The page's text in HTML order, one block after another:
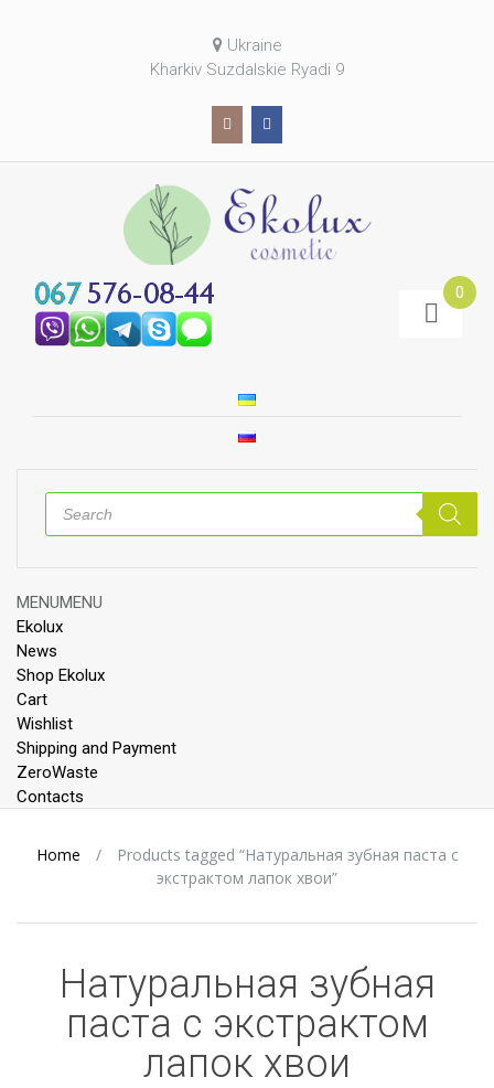
Ukraine
Kharkiv Suzdalskie Ryadi 9
0
Products
search
Skip
to
content
MENUMENU
Ekolux
News
Shop Ekolux
Cart
Wishlist
Shipping and Payment
ZeroWaste
Contacts
Home /
Products tagged “Натуральная зубная паста с
экстрактом лапок хвои”
Натуральная зубная
паста с экстрактом
лапок хвои